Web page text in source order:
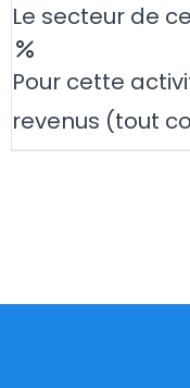
Le secteur de
Pour cette
revenus (tout